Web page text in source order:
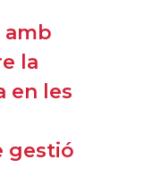
amb
la
en les
gestió